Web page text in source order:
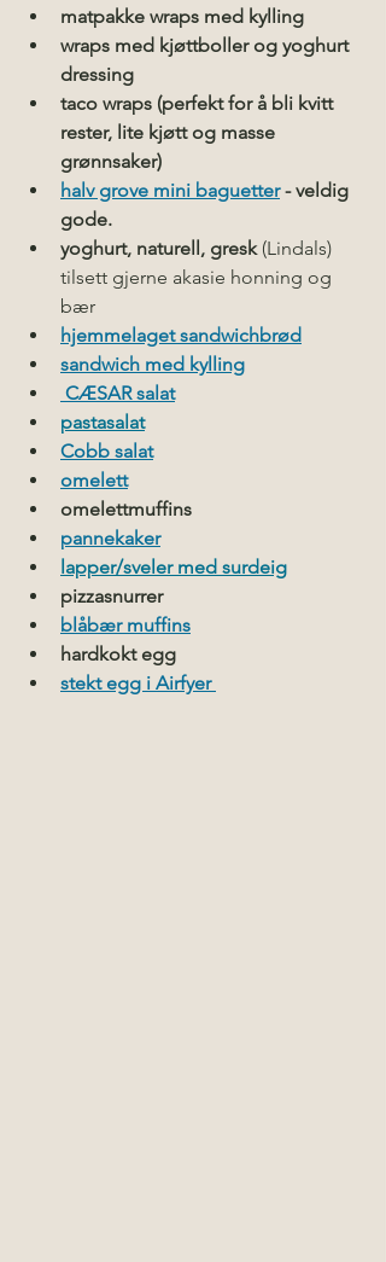
matpakke wraps med kylling
wraps med kjøttboller og yoghurt
dressing
taco wraps (perfekt for å bli kvitt
rester, lite kjøtt og masse
grønnsaker)
halv grove mini baguetter - veldig
gode.
yoghurt, naturell, gresk (Lindals)
tilsett gjerne akasie honning og
bær
hjemmelaget sandwichbrød
sandwich med kylling
CÆSAR salat
pastasalat
Cobb salat
omelett
omelettmuffins
pannekaker
lapper/sveler med surdeig
pizzasnurrer
blåbær muffins
hardkokt egg
stekt egg i Airfyer